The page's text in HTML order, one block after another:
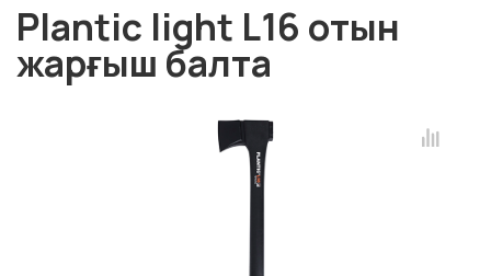
Plantic light L16 отын
жарғыш балта